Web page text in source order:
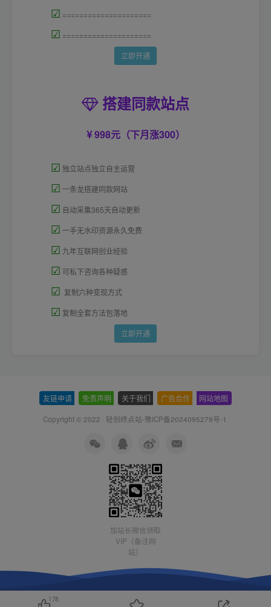
☑ =====================
☑ =====================
立即开通
搭建同款站点
998元（下月涨300）
☑ 独立站点独立自主运营
☑ 一条龙搭建同款网站
☑ 自动采集365天自动更新
☑ 一手无水印资源永久免费
☑ 九年互联网创业经验
☑ 可私下咨询各种疑惑
☑ 复制六种变现方式
☑ 复制全套方法包落地
立即开通
友链申请 免责声明 关于我们 广告合作 网站地图
Copyright © 2022 · 轻创终点站-豫ICP备2024095279号-1
加站长微信领取
VIP（备注网
站）
178